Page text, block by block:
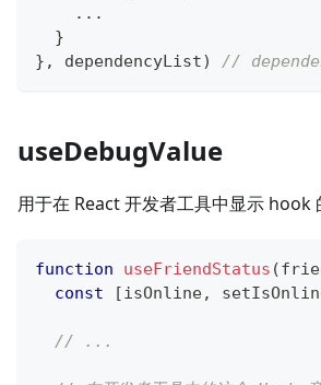
...
}
} , dependencyList) //
useDebugValue
用于在 React 开发者工具中显示 hook
function useFriendStatus (
const
[isOnline,
// ...